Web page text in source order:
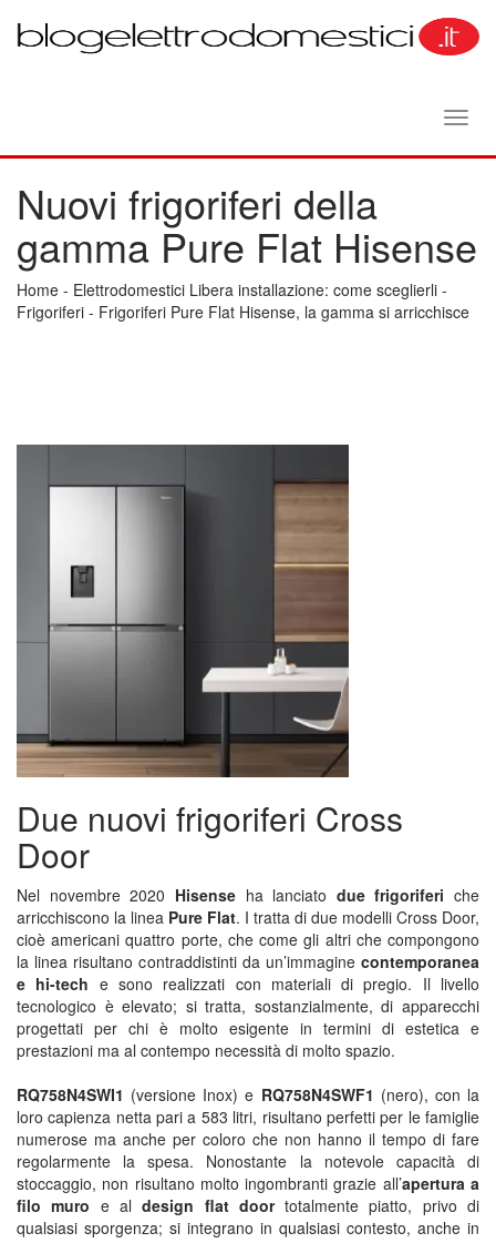
Nuovi frigoriferi della
gamma Pure Flat Hisense
Home - Elettrodomestici Libera installazione: come sceglierli -
Frigoriferi - Frigoriferi Pure Flat Hisense, la gamma si arricchisce
Due nuovi frigoriferi Cross
Door
Nel novembre 2020 Hisenseha lanciato due frigoriferi che
arricchiscono la linea Pure Flat. I tratta di due modelli Cross Door,
cioè americani quattro porte, che come gli altri che compongono
la linea risultano contraddistinti da un’immagine contemporanea
e hi-tech e sono realizzati con materiali di pregio. Il livello
tecnologico è elevato; si tratta, sostanzialmente, di apparecchi
progettati per chi è molto esigente in termini di estetica e
prestazioni ma al contempo necessità di molto spazio.
RQ758N4SWI1 (versione Inox) e RQ758N4SWF1 (nero), con la
loro capienza netta pari a 583 litri, risultano perfetti per le famiglie
numerose ma anche per coloro che non hanno il tempo di fare
regolarmente la spesa. Nonostante la notevole capacità di
stoccaggio, non risultano molto ingombranti grazie all’apertura a
filo muro e aldesign flat doortotalmente piatto, privo di
qualsiasi sporgenza; si integrano in qualsiasi contesto, anche in